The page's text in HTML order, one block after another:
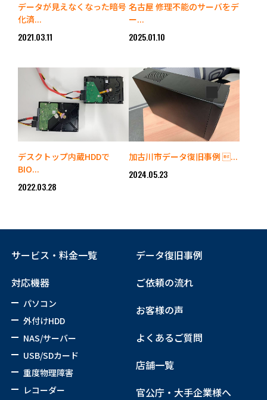
データが見えなくなった暗号
化済...
2021.03.11
名古屋 修理不能のサーバをデ
ー...
2025.01.10
デスクトップ内蔵HDDで
BIO...
2022.03.28
加古川市データ復旧事例 ...
2024.05.23
サービス・料金一覧
対応機器
パソコン
外付けHDD
NAS/サーバー
USB/SDカード
重度物理障害
レコーダー
データ復旧事例
ご依頼の流れ
お客様の声
よくあるご質問
店舗一覧
官公庁・大手企業様へ